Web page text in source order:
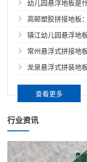
幼儿园悬浮地板是
高邮塑胶拼接地板
镇江幼儿园悬浮地
常州悬浮式拼接地
龙泉悬浮式拼装地
查看更多
行业资讯